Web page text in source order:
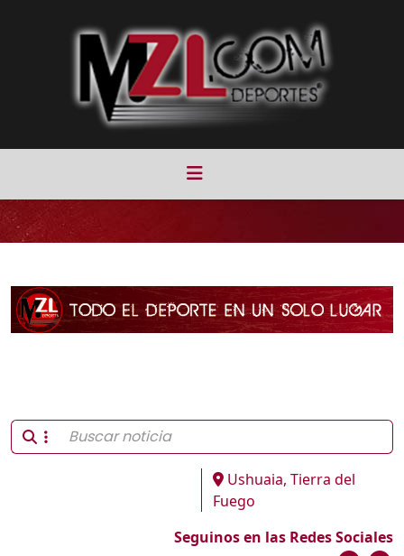
Ushuaia, Tierra del
Fuego
Seguinos en las Redes Sociales